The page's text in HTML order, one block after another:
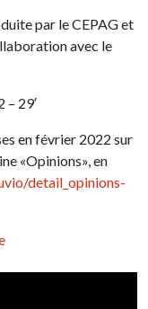
par le CEPAG et
avec le
– 29′
en février 2022 sur
«Opinions», en
detail_opinions-